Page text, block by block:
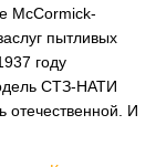
McCormick-
пытливых
году
СТЗ-НАТИ
отечественной. И